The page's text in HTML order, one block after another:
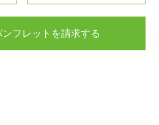
フレットを請求する